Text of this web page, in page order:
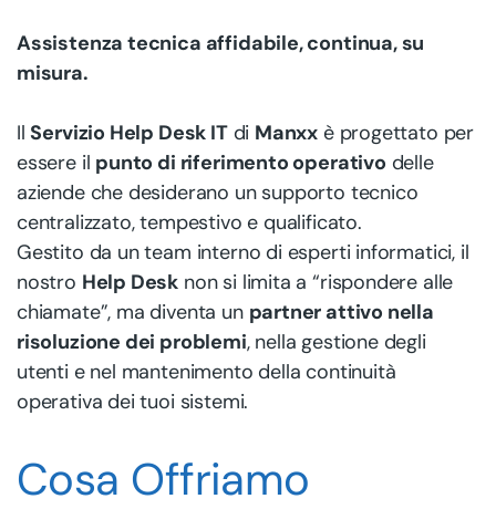
Assistenza tecnica affidabile, continua, su
misura.
IlServizio Help Desk ITdi Manxx è progettato per
essere il punto di riferimento operativo delle
aziende che desiderano un supporto tecnico
centralizzato, tempestivo e qualificato.
Gestito da un team interno di esperti informatici, il
nostro Help Desk non si limita a “rispondere alle
chiamate”, ma diventa un partner attivo nella
risoluzione dei problemi, nella gestione degli
utenti e nel mantenimento della continuità
operativa dei tuoi sistemi.
Cosa Offriamo